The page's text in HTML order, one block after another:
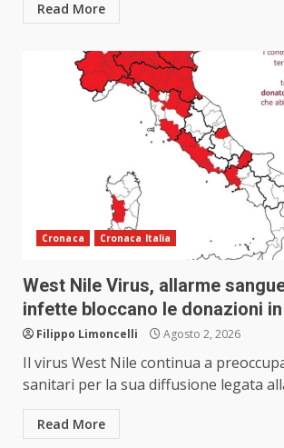
Read More
Cronaca Cronaca Italia
West Nile Virus, allarme
infette bloccano le donazioni
Filippo Limoncelli Agosto 2, 2026
Il virus West Nile continua a
sanitari per la sua diffusione legata
Read More